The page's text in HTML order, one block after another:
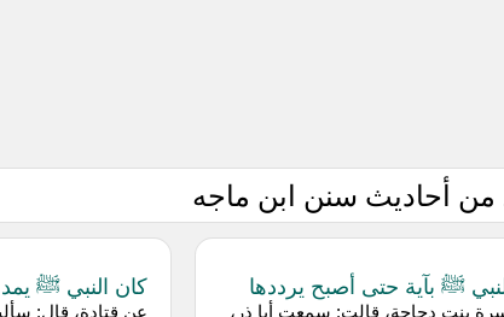
من أحاديث سنن ابن ماجه
ﷺ بآية حتى أصبح يرددها
بنت دجاجة، قالت: سمعت أبا ذر،
كان النبي ﷺ
عن قتادة، قال: